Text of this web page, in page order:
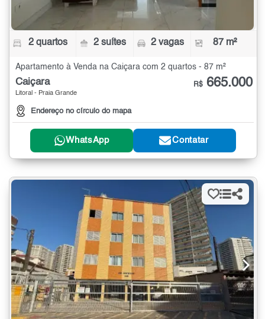
2 quartos 2 suítes 2 vagas 87 m²
Apartamento à Venda na Caiçara com 2 quartos - 87 m²
Caiçara
Litoral - Praia Grande
Endereço no círculo do mapa
R$ 665.000
WhatsApp Contatar